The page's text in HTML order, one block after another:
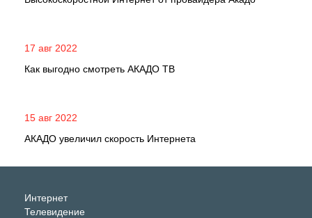
17 авг 2022
Как выгодно смотреть АКАДО ТВ
15 авг 2022
АКАДО увеличил скорость Интернета
Интернет
Телевидение